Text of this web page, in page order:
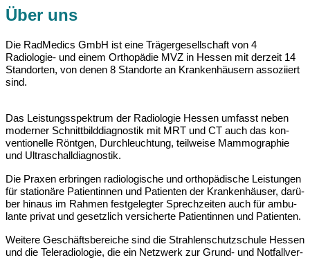
Über uns
Die RadMedics GmbH ist eine Trä­ger­ge­sell­schaft von 4
Radiologie- und einem Ort­ho­pä­die MVZ in Hessen mit der­zeit 14
Stand­or­ten, von de­nen 8 Stand­or­te an Kran­ken­häu­sern as­so­zi­iert
sind.
Das Leis­tungs­spek­trum der Radiologie Hessen um­fasst ne­ben
mo­der­ner Schnitt­bild­di­ag­nos­tik mit MRT und CT auch das kon­
ven­ti­o­nel­le Rönt­gen, Durchleuchtung, teil­wei­se Mammographie
und Ul­tra­schall­di­ag­nos­tik.
Die Pra­xen er­brin­gen ra­dio­lo­gi­sche und ort­ho­pä­di­sche Leis­tun­gen
für sta­ti­o­nä­re Pa­ti­en­tin­nen und Pa­ti­en­ten der Kran­ken­häu­ser, da­rü­
ber hin­aus im Rah­men fest­ge­leg­ter Sprech­zei­ten auch für am­bu­
lan­te pri­vat und ge­setz­lich ver­si­cher­te Pa­ti­en­tin­nen und Pa­ti­en­ten.
Wei­te­re Ge­schäfts­be­rei­che sind die Strah­len­schutz­schu­le Hes­sen
und die Te­le­ra­dio­lo­gie, die ein Netz­werk zur Grund- und Not­fall­ver­